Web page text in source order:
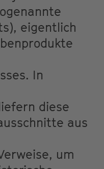
eigentlich
In
diese
aus
um